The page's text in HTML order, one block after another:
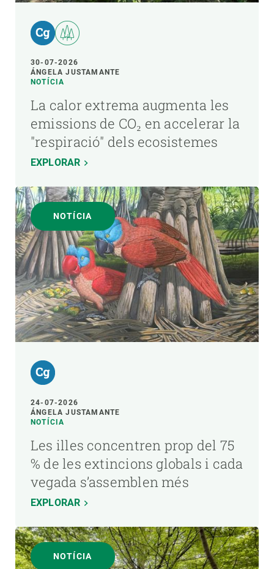
30-07-2026
ÁNGELA JUSTAMANTE
NOTÍCIA
La calor extrema augmenta les
emissions de CO₂ en accelerar la
"respiració" dels ecosistemes
EXPLORAR
NOTÍCIA
24-07-2026
ÁNGELA JUSTAMANTE
NOTÍCIA
Les illes concentren prop del 75
% de les extincions globals i cada
vegada s’assemblen més
EXPLORAR
NOTÍCIA